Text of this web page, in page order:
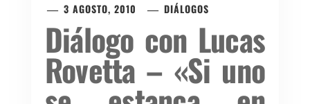
3 AGOSTO, 2010
DIÁLOGOS
Diálogo con Lucas
Rovetta – «Si uno